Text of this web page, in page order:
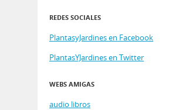
REDES SOCIALES
PlantasyJardines en Facebook
PlantasYJardines en Twitter
WEBS AMIGAS
audio libros